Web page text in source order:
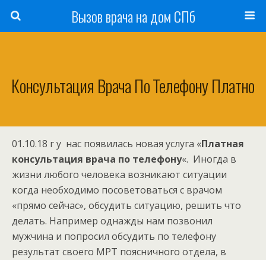
Вызов врача на дом СПб
Консультация Врача По Телефону Платно
01.10.18 г у нас появилась новая услуга «Платная
консультация врача по телефону«. Иногда в
жизни любого человека возникают ситуации
когда необходимо посоветоваться с врачом
«прямо сейчас», обсудить ситуацию, решить что
делать. Например однажды нам позвонил
мужчина и попросил обсудить по телефону
результат своего МРТ поясничного отдела, в